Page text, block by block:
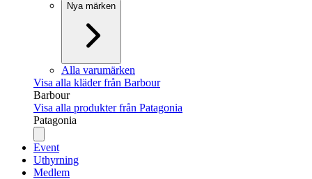
Nya märken
Alla varumärken
Visa alla kläder från Barbour
Barbour
Visa alla produkter från Patagonia
Patagonia
Event
Uthyrning
Medlem